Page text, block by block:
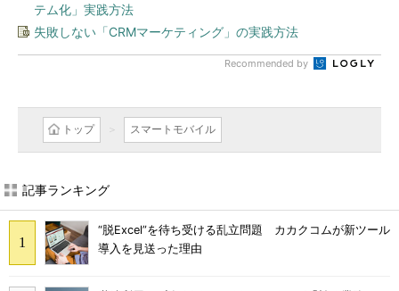
テム化」実践方法
失敗しない「CRMマーケティング」の実践方法
Recommended by
トップ スマートモバイル
記事ランキング
“脱Excel”を待ち受ける乱立問題 カカクコムが新ツール
導入を見送った理由